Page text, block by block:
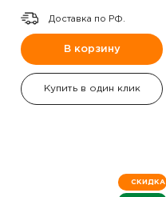
Доставка по РФ.
В корзину
Купить в один клик
СКИДКА